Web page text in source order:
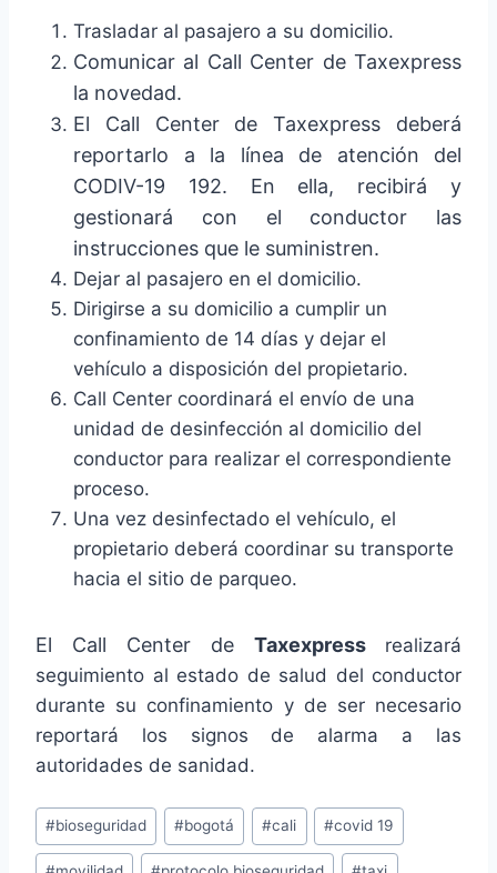
Trasladar al pasajero a su domicilio.
Comunicar al Call Center de Taxexpress
la novedad.
El Call Center de Taxexpress deberá
reportarlo a la línea de atención del
CODIV-19 192. En ella, recibirá y
gestionará con el conductor las
instrucciones que le suministren.
Dejar al pasajero en el domicilio.
Dirigirse a su domicilio a cumplir un
confinamiento de 14 días y dejar el
vehículo a disposición del propietario.
Call Center coordinará el envío de una
unidad de desinfección al domicilio del
conductor para realizar el correspondiente
proceso.
Una vez desinfectado el vehículo, el
propietario deberá coordinar su transporte
hacia el sitio de parqueo.
El Call Center de Taxexpress realizará
seguimiento al estado de salud del conductor
durante su confinamiento y de ser necesario
reportará los signos de alarma a las
autoridades de sanidad.
#bioseguridad #bogotá #cali #covid 19